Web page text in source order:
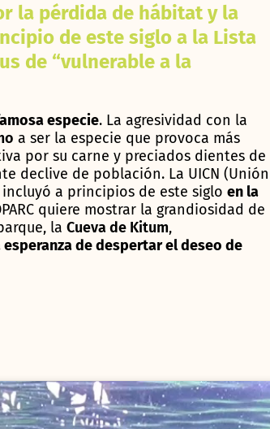
la pérdida de hábitat y la
de este siglo a la Lista
de “vulnerable a la
especie. La agresividad con la
a ser la especie que provoca más
por su carne y preciados dientes de
declive de población. La UICN (Unión
a principios de este siglo en la
quiere mostrar la grandiosidad de
la Cueva de Kitum,
de despertar el deseo de